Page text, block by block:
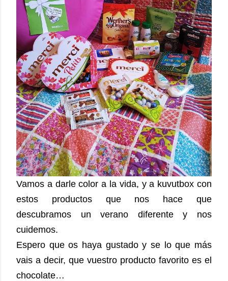
Vamos a darle color a la vida, y a kuvutbox con
estos productos que nos hace que
descubramos un verano diferente y nos
cuidemos.
Espero que os haya gustado y se lo que más
vais a decir, que vuestro producto favorito es el
chocolate…